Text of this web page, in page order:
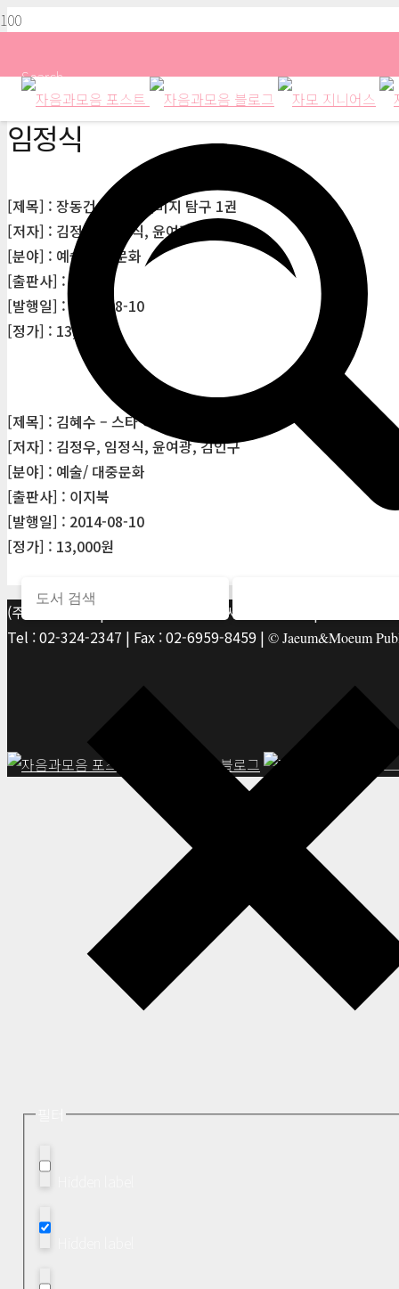
Search
임정식
[제목] : 장동건 – 스타 이미지 탐구 1권
[저자] : 김정우, 임정식, 윤여광, 김인구
[분야] : 예술/대중문화
[출판사] : 이지북
[발행일] : 2014-08-10
[정가] : 13,000원
[제목] : 김혜수 – 스타 이미지 탐구 2권
[저자] : 김정우, 임정식, 윤여광, 김인구
[분야] : 예술/ 대중문화
[출판사] : 이지북
[발행일] : 2014-08-10
[정가] : 13,000원
(주)자음과모음 | 10881 경기 파주시 서패동 469-1 | 사업자등
Tel : 02-324-2347 | Fax : 02-6959-8459 | © Jaeum&Moeum